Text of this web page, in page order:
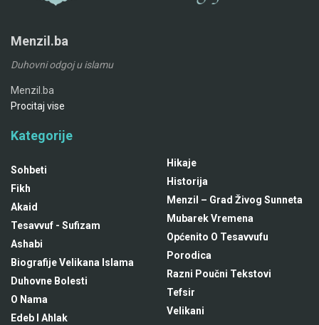
Menzil.ba
Duhovni odgoj u islamu
Menzil.ba
Procitaj vise
Kategorije
Sohbeti
Fikh
Akaid
Tesavvuf - Sufizam
Ashabi
Biografije Velikana Islama
Duhovne Bolesti
O Nama
Edeb I Ahlak
Hikaje
Historija
Menzil – Grad Živog Sunneta
Mubarek Vremena
Općenito O Tesavvufu
Porodica
Razni Poučni Tekstovi
Tefsir
Velikani